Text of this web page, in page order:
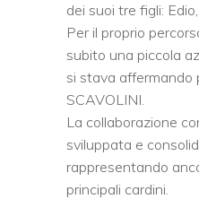
dei suoi tre figli:
Per il proprio
subito una piccola
si stava affermando
SCAVOLINI.
La collaborazione
sviluppata e
rappresentando
principali cardini.